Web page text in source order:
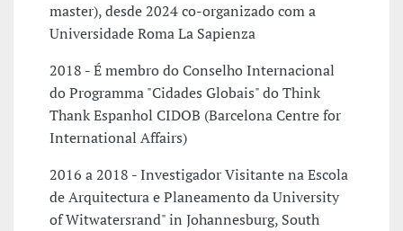
master), desde 2024 co-organizado com a
Universidade Roma La Sapienza
2018 - É membro do Conselho Internacional
do Programma "Cidades Globais" do Think
Thank Espanhol CIDOB (Barcelona Centre for
International Affairs)
2016 a 2018 - Investigador Visitante na Escola
de Arquitectura e Planeamento da University
of Witwatersrand" in Johannesburg, South